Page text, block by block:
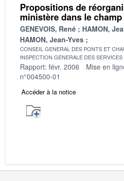
Propositions de
ministère dans le
GENEVOIS, René
HAMON,
HAMON, Jean-Yves
CONSEIL GENERAL DES PONTS ET
INSPECTION GENERALE DES
Rapport: févr. 2006 Mise en
n°004500-01
Accéder à la notice